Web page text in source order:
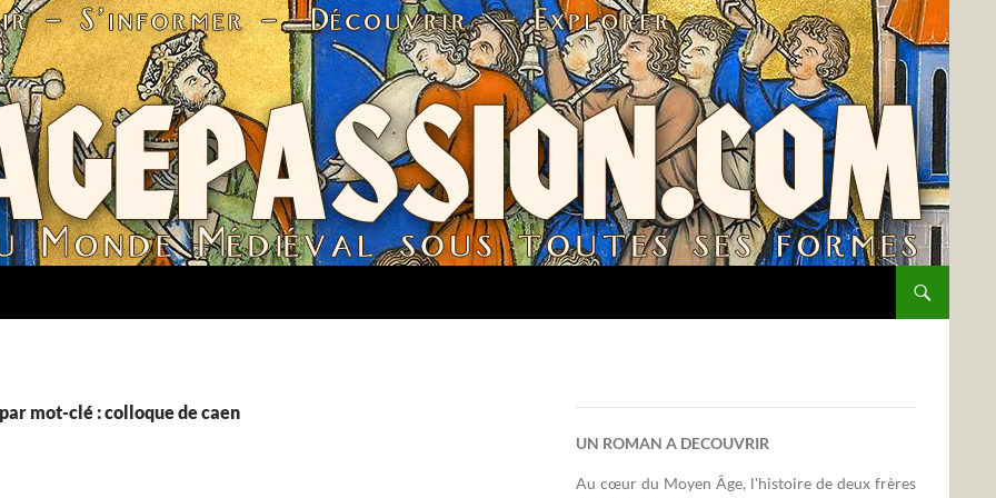
mot-clé : colloque de caen
UN ROMAN A DECOUVRIR
Au cœur du Moyen Âge, l'histoire de deux frères